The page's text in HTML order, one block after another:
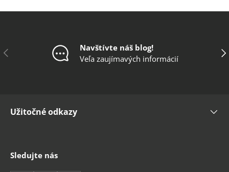
Predchádzajúce
Navštívte náš blog!
Veľa zaujímavých informácií
Užitočné odkazy
Sledujte nás